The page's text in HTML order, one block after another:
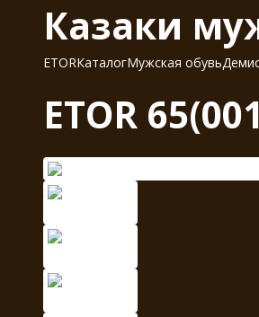
Казаки
ETORКаталогМужская обувь
ETOR